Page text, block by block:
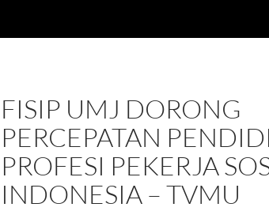
FISIP UMJ DORONG
PERCEPATAN
PROFESI PEKERJA
INDONESIA – TVMU